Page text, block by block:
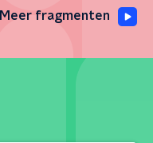
Meer fragmenten